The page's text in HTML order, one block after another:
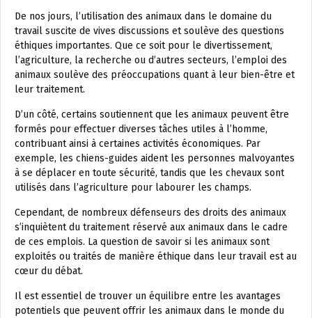
De nos jours, l’utilisation des animaux dans le domaine du
travail suscite de vives discussions et soulève des questions
éthiques importantes. Que ce soit pour le divertissement,
l’agriculture, la recherche ou d’autres secteurs, l’emploi des
animaux soulève des préoccupations quant à leur bien-être et
leur traitement.
D’un côté, certains soutiennent que les animaux peuvent être
formés pour effectuer diverses tâches utiles à l’homme,
contribuant ainsi à certaines activités économiques. Par
exemple, les chiens-guides aident les personnes malvoyantes
à se déplacer en toute sécurité, tandis que les chevaux sont
utilisés dans l’agriculture pour labourer les champs.
Cependant, de nombreux défenseurs des droits des animaux
s’inquiètent du traitement réservé aux animaux dans le cadre
de ces emplois. La question de savoir si les animaux sont
exploités ou traités de manière éthique dans leur travail est au
cœur du débat.
Il est essentiel de trouver un équilibre entre les avantages
potentiels que peuvent offrir les animaux dans le monde du